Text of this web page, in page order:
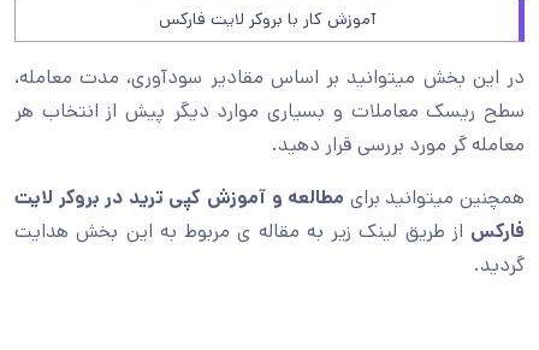
آموزش کار با بروکر لایت فارکس
در این بخش میتوانید بر اساس مقادیر سودآوری، مدت معامله،
سطح ریسک معاملات و بسیاری موارد دیگر پیش از انتخاب هر
معامله گر مورد بررسی قرار دهید.
همچنین میتوانید برای مطالعه و آموزش کپی ترید در بروکر لایت
فارکس از طریق لینک زیر به مقاله ی مربوط به این بخش هدایت
گردید.